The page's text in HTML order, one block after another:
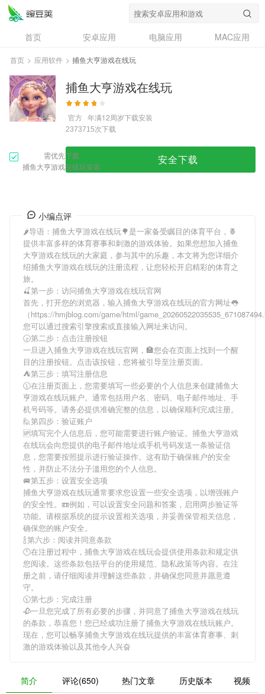
首页 安卓应用 电脑应用
MAC应用
资讯
专题
问答
首页 > 应用软件 > 捕鱼大亨游戏在线玩
捕鱼大亨游戏在线玩
官方 年满12周岁下载安装
2373715次下载
需优先下载
捕鱼大亨游戏在线玩安装
安全下载
小编点评
🌶导语： 捕鱼大亨游戏在线玩🌳是一家备受瞩目的体育平台，🍍
提供丰富多样的体育赛事和刺激的游戏体验。如果您想加入捕鱼
大亨游戏在线玩的大家庭，参与其中的乐趣，本文将为您详细介
绍捕鱼大亨游戏在线玩的注册流程，让您轻松开启精彩的体育之
旅。
🍒第一步：访问捕鱼大亨游戏在线玩官网
首先，打开您的浏览器，输入捕鱼大亨游戏在线玩的官方网址👅
（https://hmjblog.com/game/html/
您可以通过搜索引擎搜索或直接输入网址来访问。
🕞第二步：点击注册按钮
一旦进入捕鱼大亨游戏在线玩官网，🏣您会在页面上找到一个醒
目的注册按钮。点击该按钮，您将被引导至注册页面。
⛺第三步：填写注册信息
🕦在注册页面上，您需要填写一些必要的个人信息来创建捕鱼大
亨游戏在线玩账户。通常包括用户名、密码、电子邮件地址、手
机号码等。请务必提供准确完整的信息，以确保顺利完成注册。
🙋第四步：验证账户
🆙填写完个人信息后，您可能需要进行账户验证。 捕鱼大亨游戏
在线玩会向您提供的电子邮件地址或手机号码发送一条验证信
息，您需要按照提示进行验证操作。这有助于确保账户的安全
性，并防止不法分子滥用您的个人信息。
🚐第五步：设置安全选项
捕鱼大亨游戏在线玩通常要求您设置一些安全选项，以增强账户
的安全性。📼例如，可以设置安全问题和答案，启用两步验证等
功能。请根据系统的提示设置相关选项，并妥善保管相关信息，
确保您的账户安全。
🍾第六步：阅读并同意条款
🕛在注册过程中， 捕鱼大亨游戏在线玩会提供使用条款和规定供
您阅读。这些条款包括平台的使用规范、隐私政策等内容。在注
册之前，请仔细阅读并理解这些条款，并确保您同意并愿意遵
守。
🕥第七步：完成注册
🥀一旦您完成了所有必要的步骤，并同意了捕鱼大亨游戏在线玩
的条款，恭喜您！您已经成功注册了捕鱼大亨游戏在线玩账户。
现在，您可以畅享捕鱼大亨游戏在线玩提供的丰富体育赛事、刺
激的游戏体验以及其他令人兴奋
简介 评论(650) 热门文章 历史版本 视频